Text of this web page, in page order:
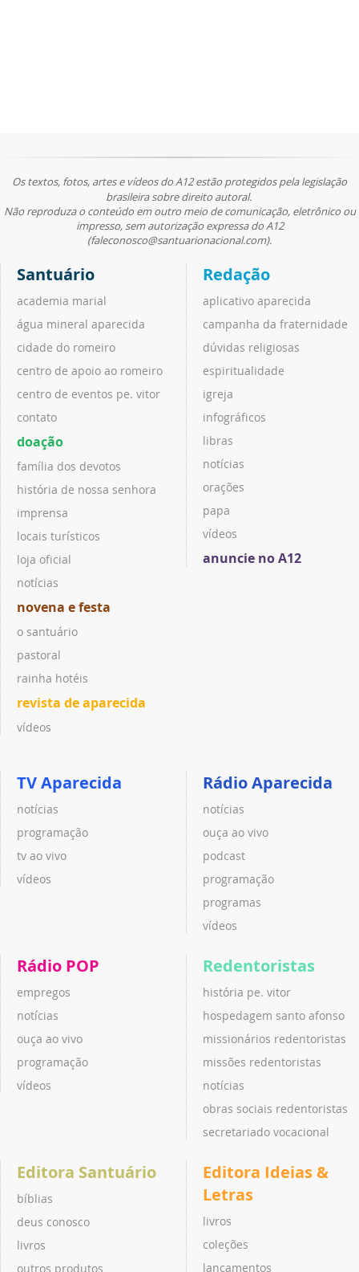
Os textos, fotos, artes e vídeos do A12 estão protegidos pela legislação
brasileira sobre direito autoral.
Não reproduza o conteúdo em outro meio de comunicação, eletrônico ou
impresso, sem autorização expressa do A12
(faleconosco@santuarionacional.com).
Santuário
academia marial
água mineral aparecida
cidade do romeiro
centro de apoio ao romeiro
centro de eventos pe. vitor
contato
doação
família dos devotos
história de nossa senhora
imprensa
locais turísticos
loja oficial
notícias
novena e festa
o santuário
pastoral
rainha hotéis
revista de aparecida
vídeos
Redação
aplicativo aparecida
campanha da fraternidade
dúvidas religiosas
espiritualidade
igreja
infográficos
libras
notícias
orações
papa
vídeos
anuncie no A12
TV Aparecida
notícias
programação
tv ao vivo
vídeos
Rádio Aparecida
notícias
ouça ao vivo
podcast
programação
programas
vídeos
Rádio POP
empregos
notícias
ouça ao vivo
programação
vídeos
Redentoristas
história pe. vitor
hospedagem santo afonso
missionários redentoristas
missões redentoristas
notícias
obras sociais redentoristas
secretariado vocacional
Editora Santuário
bíblias
deus conosco
livros
outros produtos
Editora Ideias &
Letras
livros
coleções
lançamentos